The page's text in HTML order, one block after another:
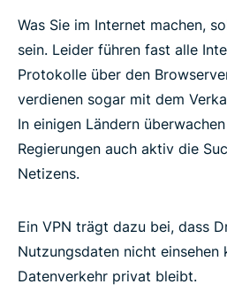
Was Sie im Internet machen,
sein. Leider führen fast alle
Protokolle über den
verdienen sogar mit dem
In einigen Ländern
Regierungen auch aktiv die
Netizens.
Ein VPN trägt dazu bei, dass
Nutzungsdaten nicht einsehen
Datenverkehr privat bleibt.